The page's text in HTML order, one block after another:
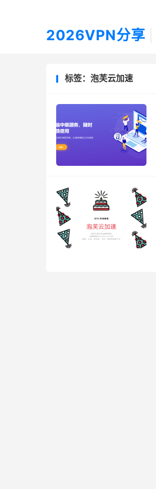
2026VPN分享
标签：泡芙云加速